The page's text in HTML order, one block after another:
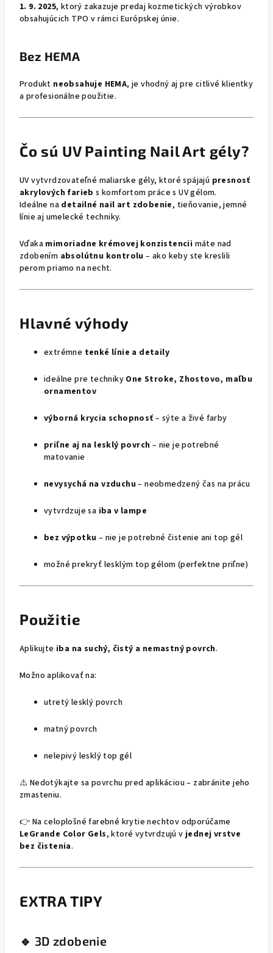
1. 9. 2025, ktorý zakazuje predaj kozmetických výrobkov
obsahujúcich TPO v rámci Európskej únie.
Bez HEMA
Produkt neobsahuje HEMA, je vhodný aj pre citlivé klientky
a profesionálne použitie.
Čo sú UV Painting Nail Art gély?
UV vytvrdzovateľné maliarske gély, ktoré spájajú presnosť
akrylových farieb s komfortom práce s UV gélom.
Ideálne na detailné nail art zdobenie, tieňovanie, jemné
línie aj umelecké techniky.
Vďaka mimoriadne krémovej konzistencii máte nad
zdobením absolútnu kontrolu – ako keby ste kreslili
perom priamo na necht.
Hlavné výhody
extrémne tenké línie a detaily
ideálne pre techniky One Stroke, Zhostovo, maľbu
ornamentov
výborná krycia schopnosť – sýte a živé farby
priľne aj na lesklý povrch – nie je potrebné
matovanie
nevysychá na vzduchu – neobmedzený čas na prácu
vytvrdzuje sa iba v lampe
bez výpotku – nie je potrebné čistenie ani top gél
možné prekryť lesklým top gélom (perfektne priľne)
Použitie
Aplikujte iba na suchý, čistý a nemastný povrch.
Možno aplikovať na:
utretý lesklý povrch
matný povrch
nelepivý lesklý top gél
⚠️ Nedotýkajte sa povrchu pred aplikáciou – zabránite jeho
zmasteniu.
👉 Na celoplošné farebné krytie nechtov odporúčame
LeGrande Color Gels, ktoré vytvrdzujú vjednej vrstve
bez čistenia.
EXTRA TIPY
🔹 3D zdobenie